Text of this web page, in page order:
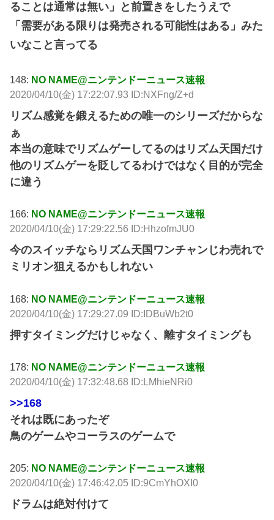
ることは通常は無い」と前置きをしたうえで
「需要がある限りは発売される可能性はある」みた
いなこと言ってる
148: NO NAME@ニンテンドーニュース速報
2020/04/10(金) 17:22:07.93 ID:NXFng/Z+d
リズム感覚を鍛えるための唯一のシリーズだからな
ぁ
本当の意味でリズムゲーしてるのはリズム天国だけ
他のリズムゲーを貶してるわけではなく目的が完全
に違う
166: NO NAME@ニンテンドーニュース速報
2020/04/10(金) 17:29:22.56 ID:HhzofmJU0
今のスイッチならリズム天国ワンチャンじわ売れで
ミリオン狙えるかもしれない
168: NO NAME@ニンテンドーニュース速報
2020/04/10(金) 17:29:27.09 ID:IDBuWb2t0
押すタイミングだけじゃなく、離すタイミングも
178: NO NAME@ニンテンドーニュース速報
2020/04/10(金) 17:32:48.68 ID:LMhieNRi0
>>168
それは既にあったぞ
鳥のゲームやコーラスのゲームで
205: NO NAME@ニンテンドーニュース速報
2020/04/10(金) 17:46:42.05 ID:9CmYhOXI0
ドラムは絶対付けて